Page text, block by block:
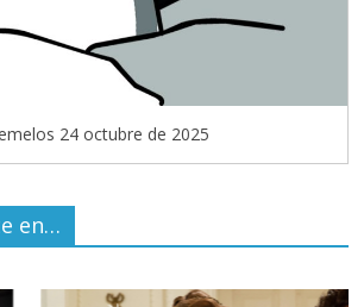
24 octubre de 2025
en…